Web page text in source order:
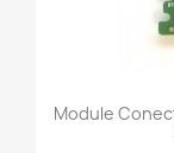
Module